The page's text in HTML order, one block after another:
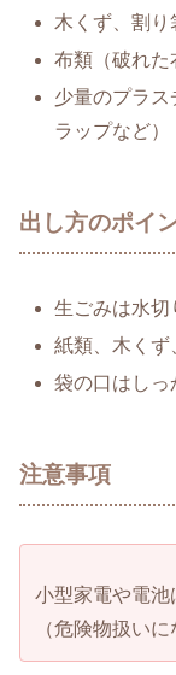
木くず、割り
布類（破れた
少量のプラ
ラップなど）
出し方のポイ
生ごみは水切
紙類、木くず
袋の口はしっ
注意事項
小型家電や電池
（危険物扱いに